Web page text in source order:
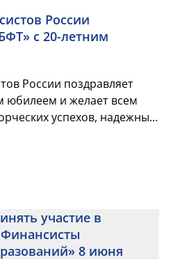
России
с 20-летним
России поздравляет
юбилеем и желает всем
успехов, надежных
участие в
8 июня